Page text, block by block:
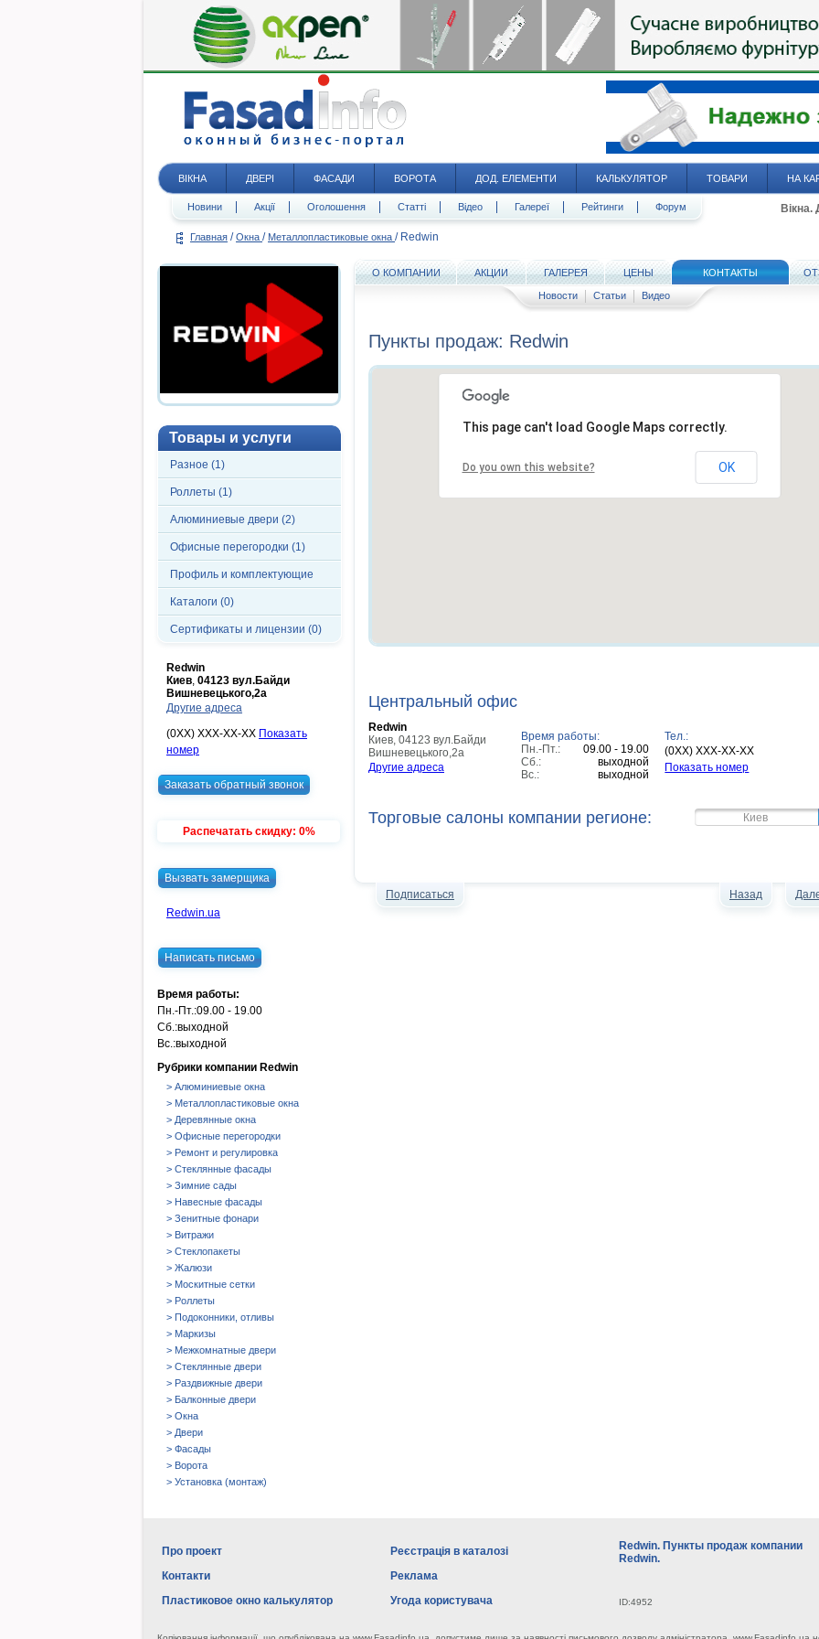
ВІКНА ДВЕРІ ФАСАДИ ВОРОТА ДОД. ЕЛЕМЕНТИ КАЛЬКУЛЯТОР ТОВАРИ НА
Новини Акції Оголошення Статті Відео Галереї Рейтинги Форум Вікна.
Главная / Окна / Металлопластиковые окна / Redwin
Товары и услуги
Разное (1)
Роллеты (1)
Алюминиевые двери (2)
Офисные перегородки (1)
Профиль и комплектующие
Каталоги (0)
Сертификаты и лицензии (0)
Redwin
Киев, 04123 вул.Байди
Вишневецького,2а
Другие адреса
(0XX) XXX-XX-XX Показать
номер
Заказать обратный звонок
Распечатать скидку: 0%
Вызвать замерщика
Redwin.ua
Написать письмо
Время работы:
Пн.-Пт.:09.00 - 19.00
Сб.:выходной
Вс.:выходной
Рубрики компании Redwin
> Алюминиевые окна
> Металлопластиковые окна
> Деревянные окна
> Офисные перегородки
> Ремонт и регулировка
> Стеклянные фасады
> Зимние сады
> Навесные фасады
> Зенитные фонари
> Витражи
> Стеклопакеты
> Жалюзи
> Москитные сетки
> Роллеты
> Подоконники, отливы
> Маркизы
> Межкомнатные двери
> Стеклянные двери
> Раздвижные двери
> Балконные двери
> Окна
> Двери
> Фасады
> Ворота
> Установка (монтаж)
О КОМПАНИИ АКЦИИ ГАЛЕРЕЯ ЦЕНЫ КОНТАКТЫ
Новости Статьи Видео
Пункты продаж: Redwin
This page can't load Google Maps correctly.
Do you own this website? OK
Центральный офис
Redwin
Киев, 04123 вул.Байди
Вишневецького,2а
Другие адреса
Время работы:
Пн.-Пт.:
09.00 - 19.00
Сб.:
выходной
Вс.:
выходной
Тел.:
(0XX) XXX-XX-XX
Показать номер
Торговые салоны компании регионе: Киев
Подписаться Назад
Про проект
Контакти
Пластиковое окно калькулятор
Реєстрація в каталозі
Реклама
Угода користувача
Redwin. Пункты продаж компании
Redwin.
ID:4952